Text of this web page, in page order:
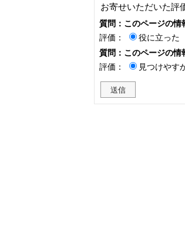
お寄せいただいた評
質問：このページの情
評価：
役に立った
質問：このページの情
評価：
見つけやす